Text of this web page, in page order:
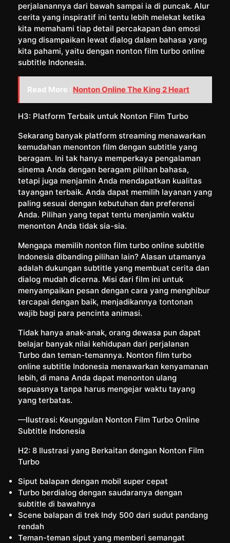
perjalanannya dari bawah sampai ia di puncak. Alur
cerita yang inspiratif ini tentu lebih melekat ketika
kita memahami tiap detail percakapan dan emosi
yang disampaikan lewat dialog dalam bahasa yang
kita pahami, yaitu dengan nonton film turbo online
subtitle Indonesia.
Read More : Nonton Online The King 2 Heart
H3: Platform Terbaik untuk Nonton Film Turbo
Sekarang banyak platform streaming menawarkan
kemudahan menonton film dengan subtitle yang
beragam. Ini tak hanya memperkaya pengalaman
sinema Anda dengan beragam pilihan bahasa,
tetapi juga menjamin Anda mendapatkan kualitas
tayangan terbaik. Anda dapat memilih layanan yang
paling sesuai dengan kebutuhan dan preferensi
Anda. Pilihan yang tepat tentu menjamin waktu
menonton Anda tidak sia-sia.
Mengapa memilih nonton film turbo online subtitle
Indonesia dibanding pilihan lain? Alasan utamanya
adalah dukungan subtitle yang membuat cerita dan
dialog mudah dicerna. Misi dari film ini untuk
menyampaikan pesan dengan cara yang menghibur
tercapai dengan baik, menjadikannya tontonan
wajib bagi para pencinta animasi.
Tidak hanya anak-anak, orang dewasa pun dapat
belajar banyak nilai kehidupan dari perjalanan
Turbo dan teman-temannya. Nonton film turbo
online subtitle Indonesia menawarkan kenyamanan
lebih, di mana Anda dapat menonton ulang
sepuasnya tanpa harus mengejar waktu tayang
yang terbatas.
—Ilustrasi: Keunggulan Nonton Film Turbo Online
Subtitle Indonesia
H2: 8 Ilustrasi yang Berkaitan dengan Nonton Film
Turbo
Siput balapan dengan mobil super cepat
Turbo berdialog dengan saudaranya dengan
subtitle di bawahnya
Scene balapan di trek Indy 500 dari sudut pandang
rendah
Teman-teman siput yang memberi semangat